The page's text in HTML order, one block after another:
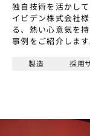
独自技術を活かし
イビデン株式会社
る、熱い心意気を
事例をご紹介します
製造 採用